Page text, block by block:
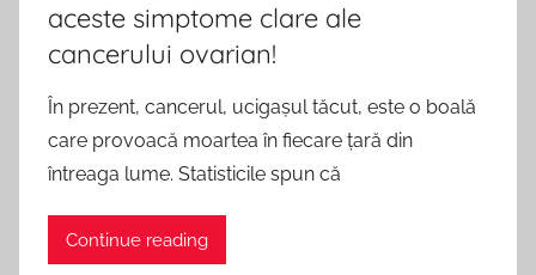
aceste simptome clare ale
cancerului ovarian!
În prezent, cancerul, ucigașul tăcut, este o boală
care provoacă moartea în fiecare țară din
întreaga lume. Statisticile spun că
Continue reading